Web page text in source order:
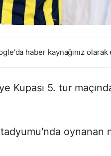
haber kaynağınız
Kupası 5. tur
oynanan